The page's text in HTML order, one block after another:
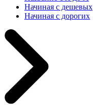
Начиная с дешевых
Начиная с дорогих